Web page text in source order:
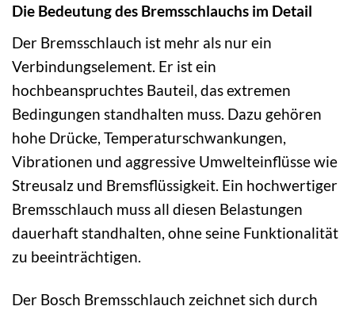
Die Bedeutung des Bremsschlauchs im Detail
Der Bremsschlauch ist mehr als nur ein
Verbindungselement. Er ist ein
hochbeanspruchtes Bauteil, das extremen
Bedingungen standhalten muss. Dazu gehören
hohe Drücke, Temperaturschwankungen,
Vibrationen und aggressive Umwelteinflüsse wie
Streusalz und Bremsflüssigkeit. Ein hochwertiger
Bremsschlauch muss all diesen Belastungen
dauerhaft standhalten, ohne seine Funktionalität
zu beeinträchtigen.
Der Bosch Bremsschlauch zeichnet sich durch